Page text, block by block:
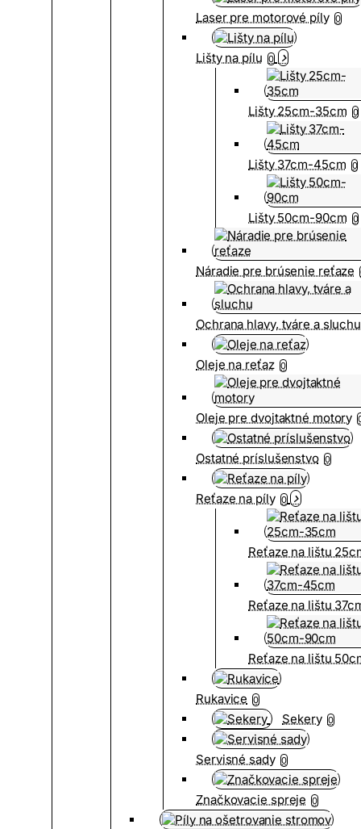
Laser pre motorové píly 0
Lišty na pílu 0
Lišty 25cm-35cm 0
Lišty 37cm-45cm 0
Lišty 50cm-90cm 0
Náradie pre brúsenie reťaze
Ochrana hlavy, tváre a sluchu
Oleje na reťaz 0
Oleje pre dvojtaktné motory
Ostatné príslušenstvo 0
Reťaze na píly 0
Reťaze na lištu
Reťaze na lištu
Reťaze na lištu
Rukavice 0
Sekery 0
Servisné sady 0
Značkovacie spreje 0